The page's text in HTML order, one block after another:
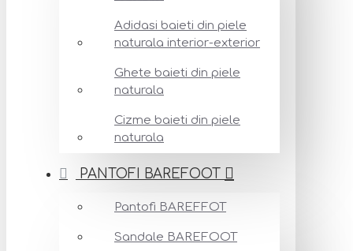
Adidasi baieti din piele
naturala interior-exterior
Ghete baieti din piele
naturala
Cizme baieti din piele
naturala
PANTOFI BAREFOOT
Pantofi BAREFFOT
Sandale BAREFOOT